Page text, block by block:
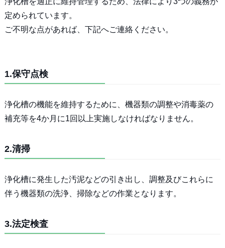
定められています。
ご不明な点があれば、下記へご連絡ください。
1.保守点検
浄化槽の機能を維持するために、機器類の調整や消毒薬の
補充等を4か月に1回以上実施しなければなりません。
2.清掃
浄化槽に発生した汚泥などの引き出し、調整及びこれらに
伴う機器類の洗浄、掃除などの作業となります。
3.法定検査